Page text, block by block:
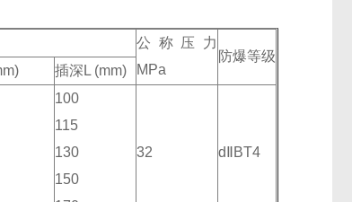
公称压力
MPa
防爆等级
插深L (mm)
100
115
130
150
32 dⅡBT4